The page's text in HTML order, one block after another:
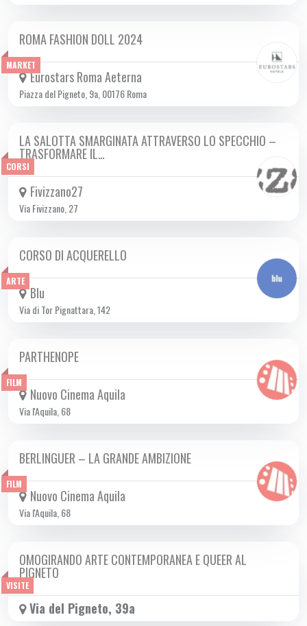
MARKET
DA SAB 09/11 A DOM 10/11 2024
ROMA FASHION DOLL 2024
Eurostars Roma Aeterna
Piazza del Pigneto, 9a, 00176 Roma
CORSI
DA SAB 09/11 A DOM 10/11 2024
LA SALOTTA SMARGINATA ATTRAVERSO LO SPECCHIO –
TRASFORMARE IL…
Fivizzano27
Via Fivizzano, 27
ARTE
DA SAB 14/09 A SAB 07/12 2024
CORSO DI ACQUERELLO
Blu
Via di Tor Pignattara, 142
FILM
DA GIO 24/10 A MER 04/12 2024
PARTHENOPE
Nuovo Cinema Aquila
Via l'Aquila, 68
FILM
DA GIO 31/10 A MER 04/12 2024
BERLINGUER – LA GRANDE AMBIZIONE
Nuovo Cinema Aquila
Via l'Aquila, 68
VISITE
SAB 09/11 2024
OMOGIRANDO ARTE CONTEMPORANEA E QUEER AL
PIGNETO
Via del Pigneto, 39a